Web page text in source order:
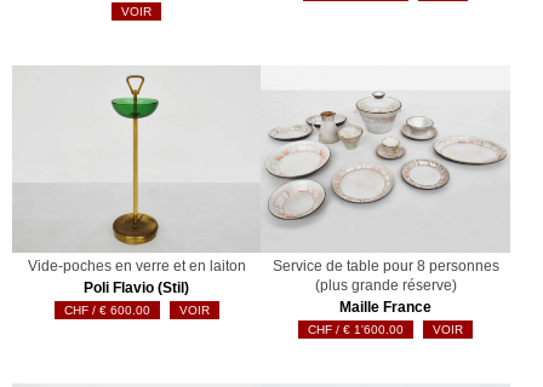
VOIR
Vide-poches en verre et en laiton
Poli Flavio (Stil)
€600.00 VOIR
Service de table pour 8 personnes
(plus grande réserve)
Maille France
€ 1'600.00 VOIR